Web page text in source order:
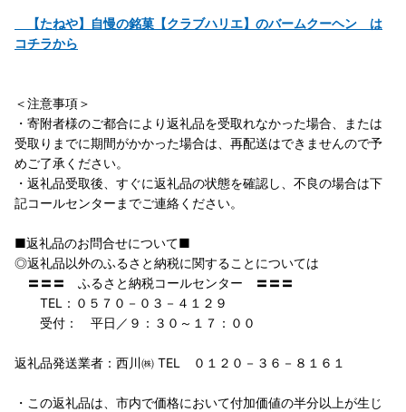
【たねや】自慢の銘菓【クラブハリエ】のバームクーヘン は
コチラから
＜注意事項＞
・寄附者様のご都合により返礼品を受取れなかった場合、または
受取りまでに期間がかかった場合は、再配送はできませんので予
めご了承ください。
・返礼品受取後、すぐに返礼品の状態を確認し、不良の場合は下
記コールセンターまでご連絡ください。
■返礼品のお問合せについて■
◎返礼品以外のふるさと納税に関することについては
〓〓〓 ふるさと納税コールセンター 〓〓〓
TEL：０５７０－０３－４１２９
受付： 平日／９：３０～１７：００
返礼品発送業者：西川㈱ TEL ０１２０－３６－８１６１
・この返礼品は、市内で価格において付加価値の半分以上が生じ